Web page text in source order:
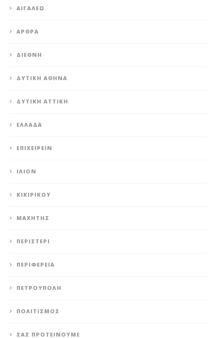
ΑΙΓΆΛΕΩ
ΆΡΘΡΑ
ΔΙΕΘΝΉ
ΔΥΤΙΚΉ ΑΘΉΝΑ
ΔΥΤΙΚΉ ΑΤΤΙΚΉ
ΕΛΛΆΔΑ
ΕΠΙΧΕΙΡΕΊΝ
ΊΛΙΟΝ
ΚΙΚΙΡΙΚΟΥ
ΜΑΧΗΤΗΣ
ΠΕΡΙΣΤΈΡΙ
ΠΕΡΙΦΈΡΕΙΑ
ΠΕΤΡΟΎΠΟΛΗ
ΠΟΛΙΤΙΣΜΌΣ
ΣΑΣ ΠΡΟΤΕΊΝΟΥΜΕ